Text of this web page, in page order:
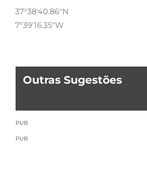
37°38'40.86"N
7°39'16.35"W
Outras Sugestões
PUB
PUB